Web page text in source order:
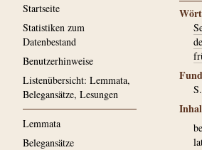
Startseite
Statistiken zum
Datenbestand
Benutzerhinweise
Listenübersicht: Lemmata,
Belegansätze, Lesungen
Lemmata
Belegansätze